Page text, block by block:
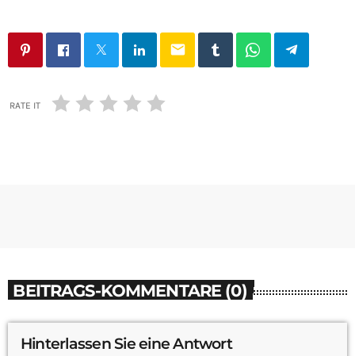
email
RATE IT
BEITRAGS-KOMMENTARE (0)
Hinterlassen Sie eine Antwort